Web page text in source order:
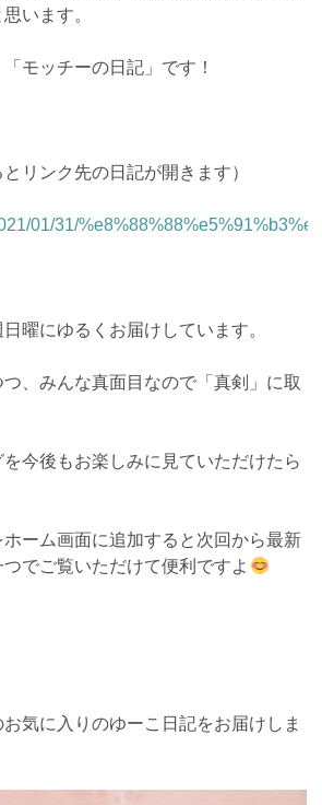
います。
モッチーの日記」です！
とリンク先の日記が開きます）
01/31/
曜にゆるくお届けしています。
つ、みんな真面目なので「真剣」に取
今後もお楽しみに見ていただけたら
ーム画面に追加すると次回から最新
でご覧いただけて便利ですよ
気に入りのゆーこ日記をお届けしま